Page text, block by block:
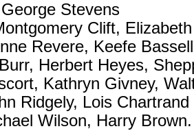
Stevens
Clift,
Revere, Keefe
Herbert Heyes,
Kathryn Givney,
Ridgely, Lois Chartrand
Wilson, Harry